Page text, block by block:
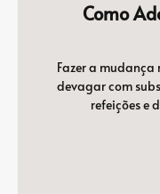
Como
Fazer a mudança
devagar com
refeições e